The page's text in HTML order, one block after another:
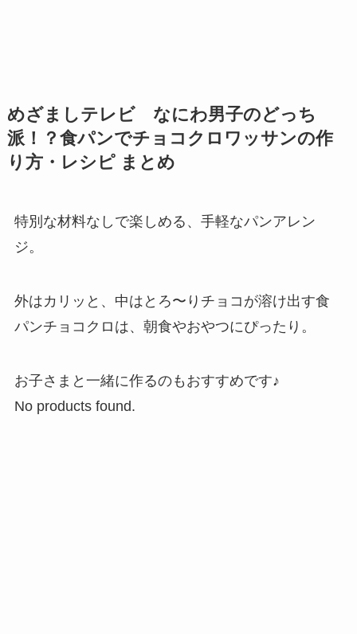
めざましテレビ なにわ男子のどっち
派！？ 食パンでチョコクロワッサンの作
り方・レシピ まとめ
特別な材料なしで楽しめる、手軽なパンアレン
ジ。
外はカリッと、中はとろ〜りチョコが溶け出す食
パンチョコクロは、朝食やおやつにぴったり。
お子さまと一緒に作るのもおすすめです♪
No products found.